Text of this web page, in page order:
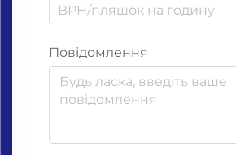
Повідомлення